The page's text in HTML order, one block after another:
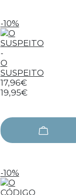
-10%
-
O
SUSPEITO
17,96€
19,95€
-10%